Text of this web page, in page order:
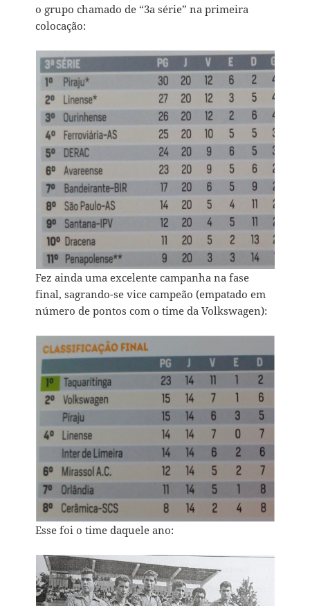
o grupo chamado de “3a série” na primeira
colocação:
Fez ainda uma excelente campanha na fase
final, sagrando-se vice campeão (empatado em
número de pontos com o time da Volkswagen):
Esse foi o time daquele ano: